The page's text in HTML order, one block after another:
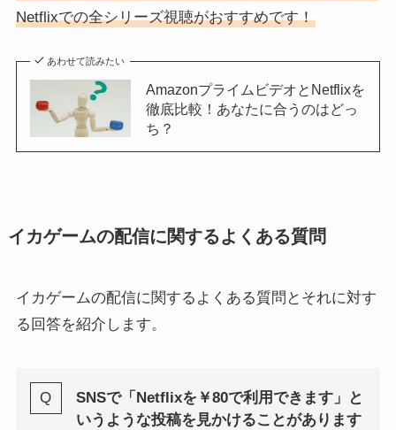
Netflixでの全シリーズ視聴がおすすめです！
あわせて読みたい
AmazonプライムビデオとNetflixを
徹底比較！あなたに合うのはどっ
ち？
イカゲームの配信に関するよくある質問
イカゲームの配信に関するよくある質問とそれに対す
る回答を紹介します。
SNSで「 Netflixを￥80で利用できます 」と
いうような投稿を見かけることがあります